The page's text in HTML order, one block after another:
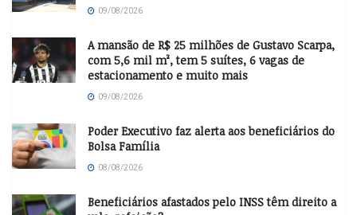
09/08/2026
A mansão de R$ 25 milhões de Gustavo Scarpa,
com 5,6 mil m², tem 5 suítes, 6 vagas de
estacionamento e muito mais
09/08/2026
Poder Executivo faz alerta aos beneficiários do
Bolsa Família
08/08/2026
Beneficiários afastados pelo INSS têm direito a